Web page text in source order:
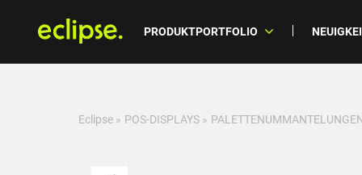
PRODUKTPORTFOLIO
Eclipse » POS-DISPLAYS »